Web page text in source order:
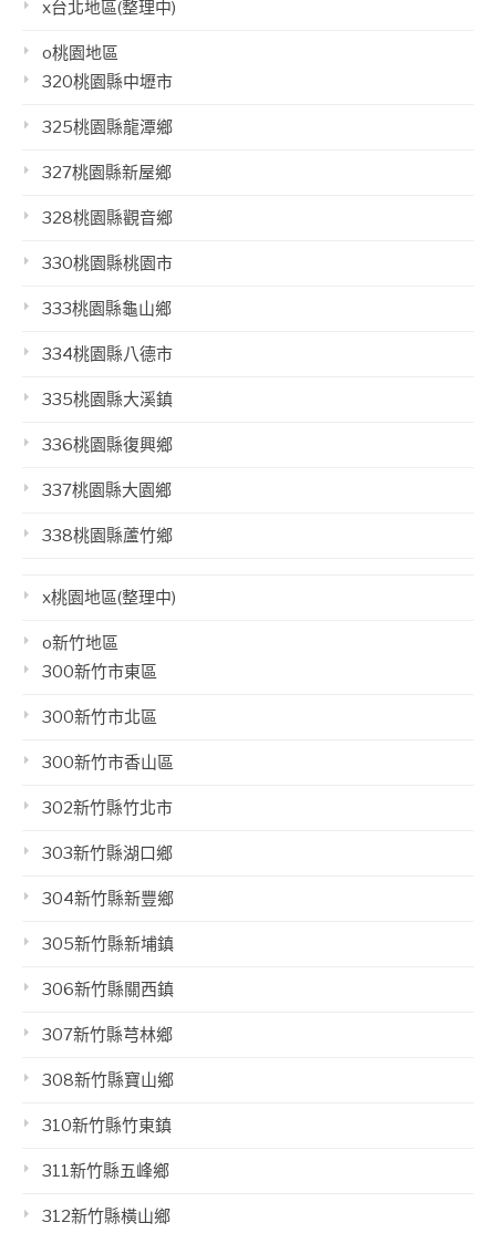
x台北地區(整理中)
o桃園地區
320桃園縣中壢市
325桃園縣龍潭鄉
327桃園縣新屋鄉
328桃園縣觀音鄉
330桃園縣桃園市
333桃園縣龜山鄉
334桃園縣八德市
335桃園縣大溪鎮
336桃園縣復興鄉
337桃園縣大園鄉
338桃園縣蘆竹鄉
x桃園地區(整理中)
o新竹地區
300新竹市東區
300新竹市北區
300新竹市香山區
302新竹縣竹北市
303新竹縣湖口鄉
304新竹縣新豐鄉
305新竹縣新埔鎮
306新竹縣關西鎮
307新竹縣芎林鄉
308新竹縣寶山鄉
310新竹縣竹東鎮
311新竹縣五峰鄉
312新竹縣橫山鄉